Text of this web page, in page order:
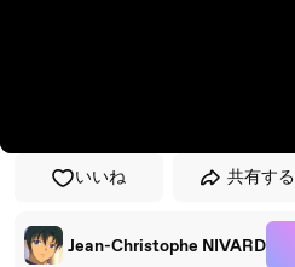
いいね 共有する
Jean-Christophe NIVARD